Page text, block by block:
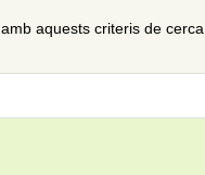
aquests criteris de cerca